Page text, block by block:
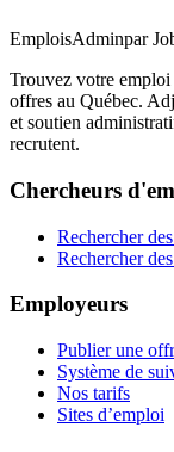
EmploisAdminpar
Trouvez votre
offres au Québec.
et soutien
recrutent.
Chercheurs
Rechercher
Rechercher
Employeurs
Publier une
Système de
Nos tarifs
Sites d’emploi